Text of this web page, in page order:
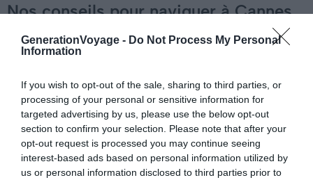
GenerationVoyage - Do Not Process My Personal
Information
If you wish to opt-out of the sale, sharing to third parties, or
processing of your personal or sensitive information for
targeted advertising by us, please use the below opt-out
section to confirm your selection. Please note that after your
opt-out request is processed you may continue seeing
interest-based ads based on personal information utilized by
us or personal information disclosed to third parties prior to
Nos conseils pour naviguer à Cannes